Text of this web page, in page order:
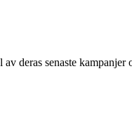
deras senaste kampanjer